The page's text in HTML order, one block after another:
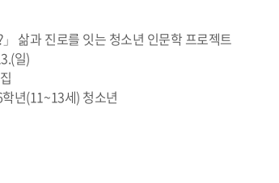
삶과 진로를 잇는 청소년 인문학 프로젝트
일)
년(11~13세) 청소년